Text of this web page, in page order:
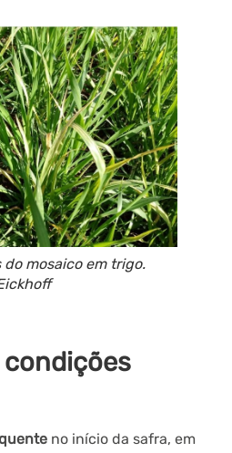
mosaico em trigo.
no início da safra, em